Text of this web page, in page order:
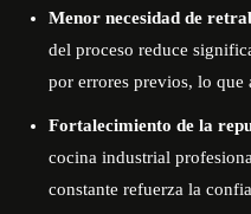
Menor necesidad de
del proceso reduce
por errores previos, lo que
Fortalecimiento de la
cocina industrial
constante refuerza la